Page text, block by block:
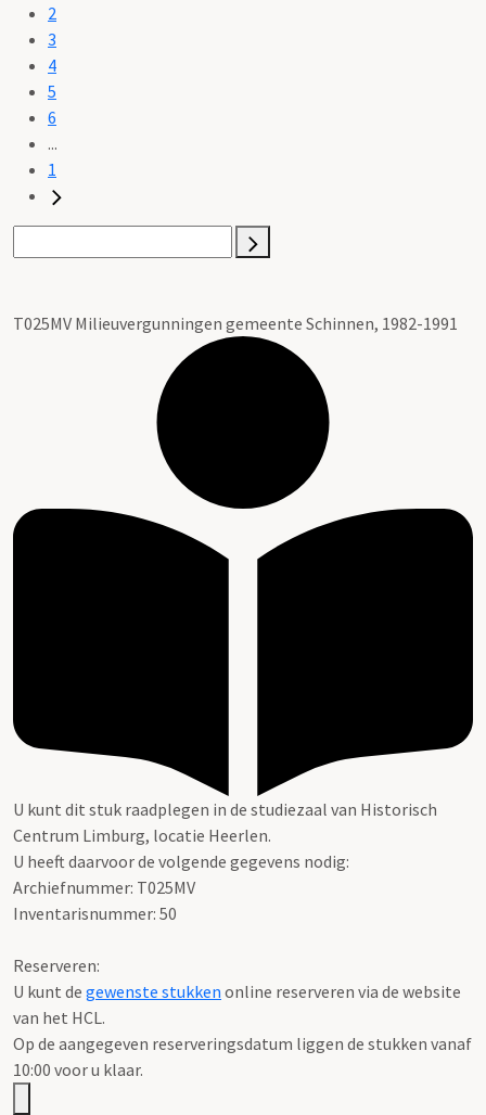
2
3
4
5
6
...
1
T025MV Milieuvergunningen gemeente Schinnen, 1982-1991
U kunt dit stuk raadplegen in de studiezaal van Historisch
Centrum Limburg, locatie Heerlen.
U heeft daarvoor de volgende gegevens nodig:
Archiefnummer: T025MV
Inventarisnummer: 50
Reserveren:
U kunt de gewenste stukken online reserveren via de website
van het HCL.
Op de aangegeven reserveringsdatum liggen de stukken vanaf
10:00 voor u klaar.